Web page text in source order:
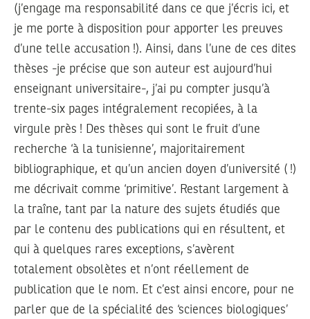
(j’engage ma responsabilité dans ce que j’écris ici, et
je me porte à disposition pour apporter les preuves
d’une telle accusation !). Ainsi, dans l’une de ces dites
thèses -je précise que son auteur est aujourd’hui
enseignant universitaire-, j’ai pu compter jusqu’à
trente-six pages intégralement recopiées, à la
virgule près ! Des thèses qui sont le fruit d’une
recherche ‘à la tunisienne’, majoritairement
bibliographique, et qu’un ancien doyen d’université ( !)
me décrivait comme ‘primitive’. Restant largement à
la traîne, tant par la nature des sujets étudiés que
par le contenu des publications qui en résultent, et
qui à quelques rares exceptions, s’avèrent
totalement obsolètes et n’ont réellement de
publication que le nom. Et c’est ainsi encore, pour ne
parler que de la spécialité des ‘sciences biologiques’